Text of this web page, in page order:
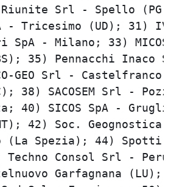
Riunite Srl -
- Tricesimo (UD);
SpA - Milano; 33)
35) Pennacchi
GEO Srl -
38) SACOSEM Srl
40) SICOS SpA
42) Soc.
(La Spezia); 44)
Techno Consol Srl